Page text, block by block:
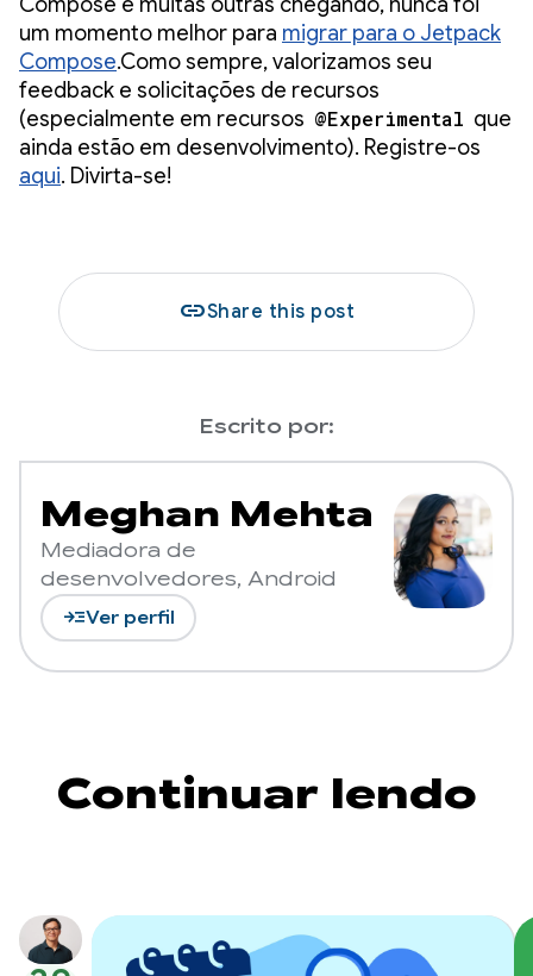
um momento melhor para migrar para o Jetpack
Compose.Como sempre, valorizamos seu
feedback e solicitações de recursos
(especialmente em recursos @Experimental que
ainda estão em desenvolvimento). Registre-os
aqui. Divirta-se!
linkShare this post
Escrito por:
Meghan Mehta
Mediadora de
desenvolvedores, Android
read_moreVer perfil
Continuar lendo